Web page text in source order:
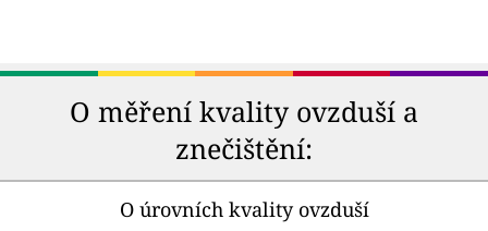
O měření kvality ovzduší a
znečištění:
O úrovních kvality ovzduší